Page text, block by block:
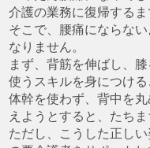
介護の業務に復帰するま
そこで、腰痛にならな
なりません。
まず、背筋を伸ばし、
使うスキルを身につける
体幹を使わず、背中を
えようとすると、たち
ただし、こうした正し